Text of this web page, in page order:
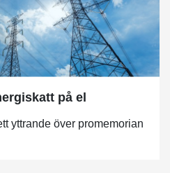
på el
yttrande över promemorian